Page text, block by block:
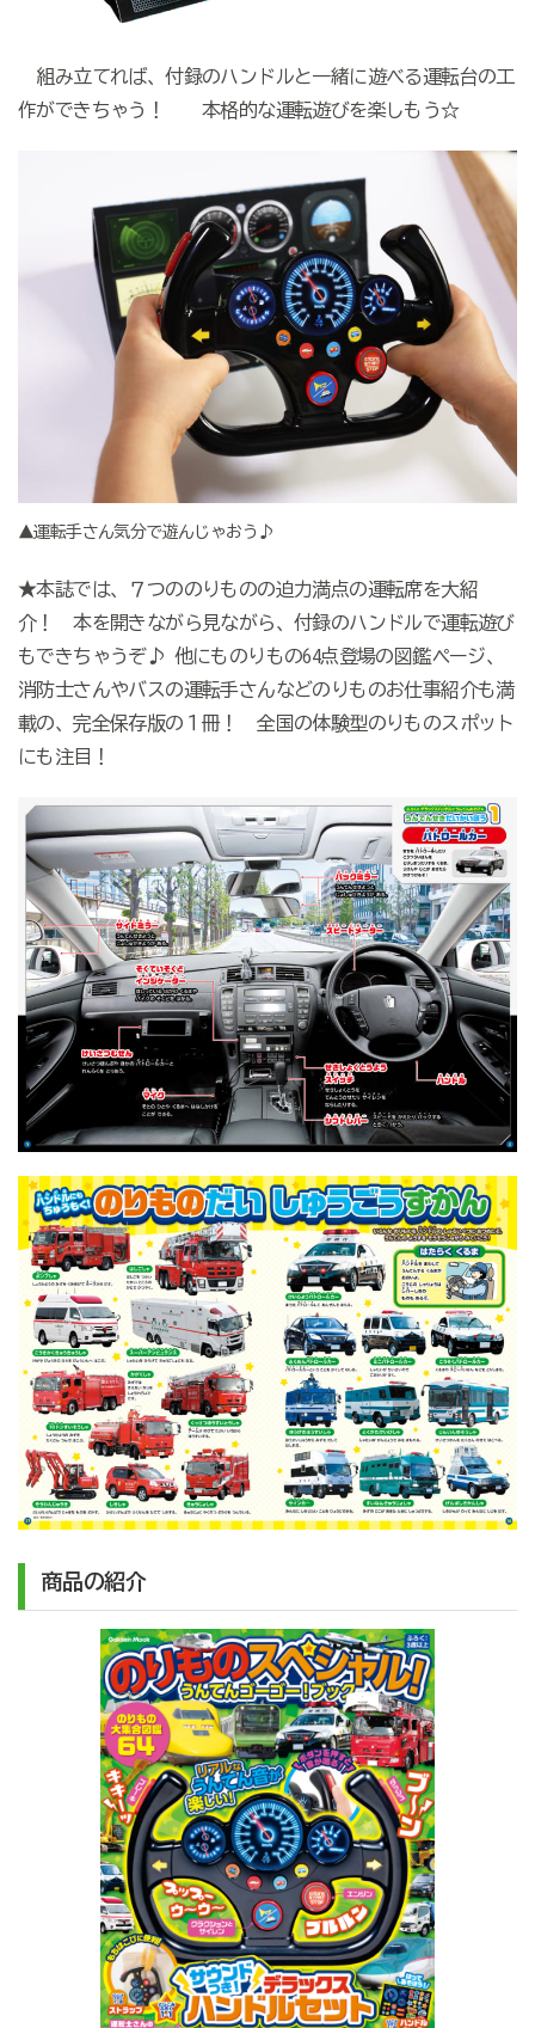
組み立てれば、付録のハンドルと一緒に遊べる運転台の工
作ができちゃう！ 本格的な運転遊びを楽しもう☆
▲運転手さん気分で遊んじゃおう♪
★本誌では、７つののりものの迫力満点の運転席を大紹
介！ 本を開きながら見ながら、付録のハンドルで運転遊び
もできちゃうぞ♪ 他にものりもの64点登場の図鑑ページ、
消防士さんやバスの運転手さんなどのりものお仕事紹介も満
載の、完全保存版の１冊！ 全国の体験型のりものスポット
にも注目！
商品の紹介